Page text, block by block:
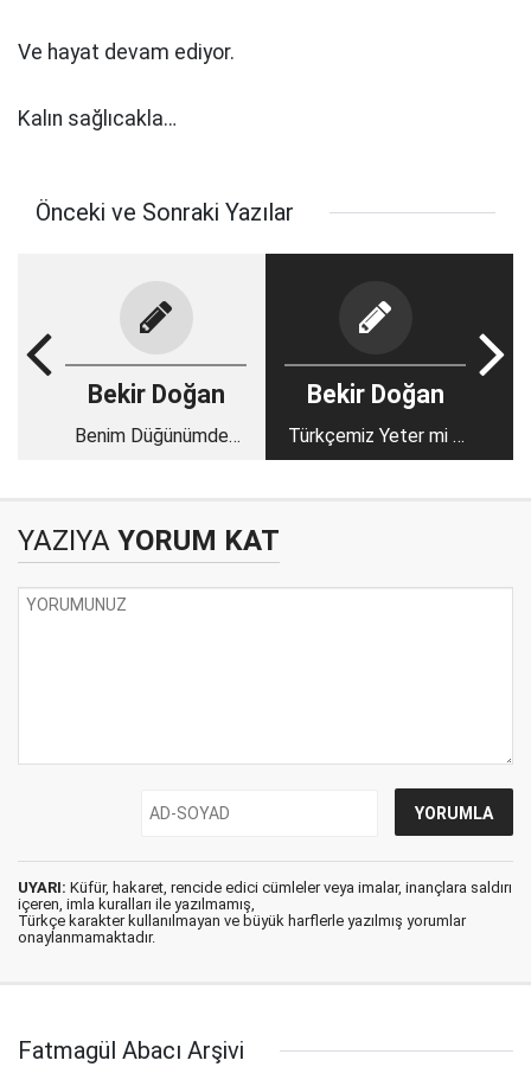
Ve hayat devam ediyor.
Kalın sağlıcakla…
Önceki ve Sonraki Yazılar
Bekir Doğan
Benim Düğünümden
Bekir Doğan
Türkçemiz Yeter mi ?
Bakan Bey ?
YAZIYA YORUM KAT
UYARI: Küfür, hakaret, rencide edici cümleler veya imalar, inançlara saldırı
içeren, imla kuralları ile yazılmamış,
Türkçe karakter kullanılmayan ve büyük harflerle yazılmış yorumlar
onaylanmamaktadır.
Fatmagül Abacı Arşivi